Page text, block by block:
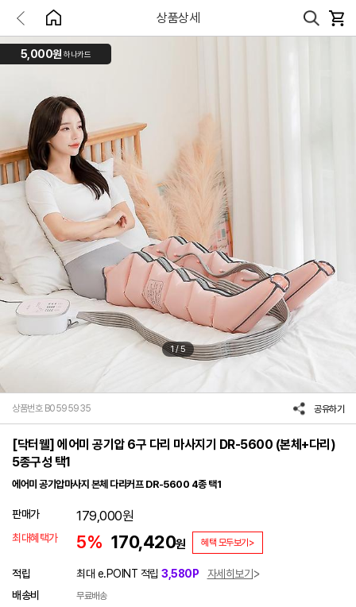
상품상세
5,000원 하나카드
1/5
상품번호 B0595935 공유하기
[닥터웰] 에어미 공기압 6구 다리 마사지기 DR-5600 (본체+다리)
5종구성 택1
에어미 공기압마사지 본체 다리커프 DR-5600 4종 택1
판매가 179,000원
최대혜택가 5% 170,420원 혜택 모두보기>
적립 최대 e.POINT 적립 3,580P
자세히보기
배송비
무료배송